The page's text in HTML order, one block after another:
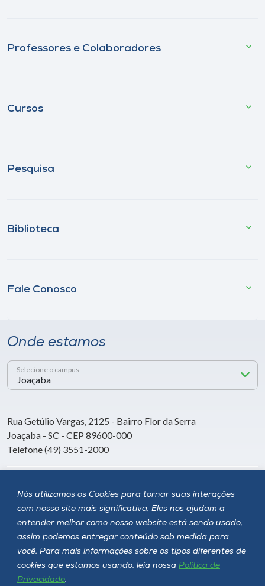
Nós utilizamos os Cookies para tornar suas interações
com nosso site mais significativa. Eles nos ajudam a
entender melhor como nosso website está sendo usado,
assim podemos entregar conteúdo sob medida para
você. Para mais informações sobre os tipos diferentes de
cookies que estamos usando, leia nossa Política de
Privacidade.
Professores e Colaboradores
Cursos
Pesquisa
Biblioteca
Fale Conosco
Onde estamos
Selecione o campus
Rua Getúlio Vargas, 2125 - Bairro Flor da Serra
Joaçaba - SC - CEP 89600-000
Telefone (49) 3551-2000
Siga a Unoesc